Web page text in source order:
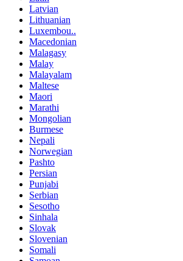
Latvian
Lithuanian
Luxembou..
Macedonian
Malagasy
Malay
Malayalam
Maltese
Maori
Marathi
Mongolian
Burmese
Nepali
Norwegian
Pashto
Persian
Punjabi
Serbian
Sesotho
Sinhala
Slovak
Slovenian
Somali